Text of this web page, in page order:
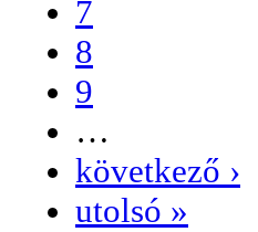
7
8
9
…
következő ›
utolsó »